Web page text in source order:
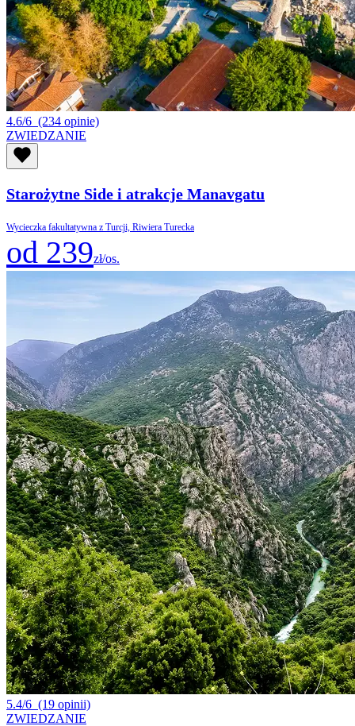
4.6/6 (234 opinie)
ZWIEDZANIE
Starożytne Side i atrakcje Manavgatu
Wycieczka fakultatywna z Turcji, Riwiera Turecka
od 239zł/os.
5.4/6 (19 opinii)
ZWIEDZANIE